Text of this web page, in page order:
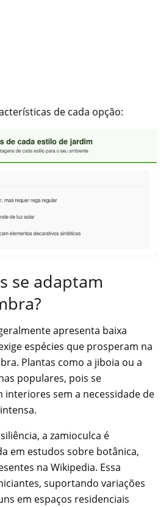
de cada opção:
se adaptam
apresenta baixa
espécies que prosperam na
Plantas como a jiboia ou a
populares, pois se
interiores sem a necessidade de
a zamioculca é
em estudos sobre botânica,
na Wikipedia. Essa
suportando variações
em espaços residenciais